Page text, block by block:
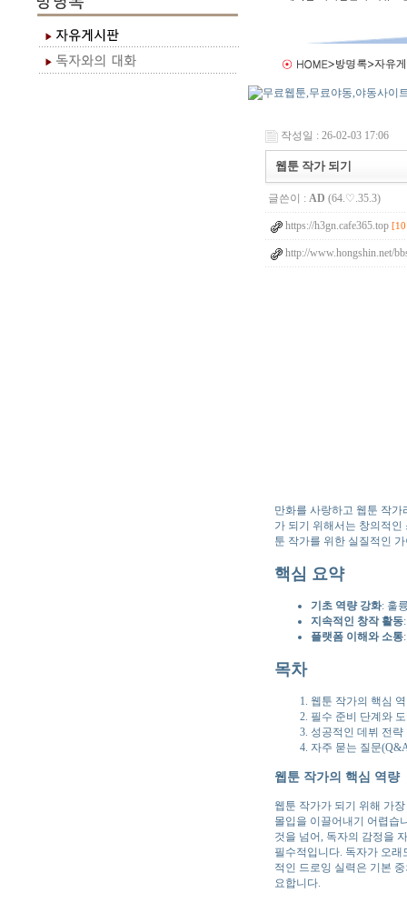
작성일 : 26-02-03 17:06
웹툰 작가 되기
글쓴이 : AD (64.♡.35.3)
https://h3gn.cafe365.top
http://www.hongshin.net/
만화를 사랑하고 웹툰 작
가 되기 위해서는 창의적
툰 작가를 위한 실질적인
핵심 요약
기초 역량 강화: 훌
지속적인 창작 활동
플랫폼 이해와 소통
목차
웹툰 작가의 핵심
필수 준비 단계와
성공적인 데뷔 전략
자주 묻는 질문
웹툰 작가의 핵심 역량
웹툰 작가가 되기 위해 가
몰입을 이끌어내기 어렵습
것을 넘어, 독자의 감정을
필수적입니다. 독자가 오
적인 드로잉 실력은 기본
요합니다.